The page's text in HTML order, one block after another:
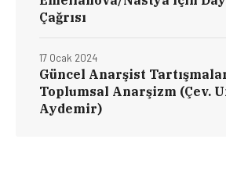
Çağrısı
Güncel Anarşist
Toplumsal Anarşizm (Çev.
Aydemir)
17 Ocak 2024